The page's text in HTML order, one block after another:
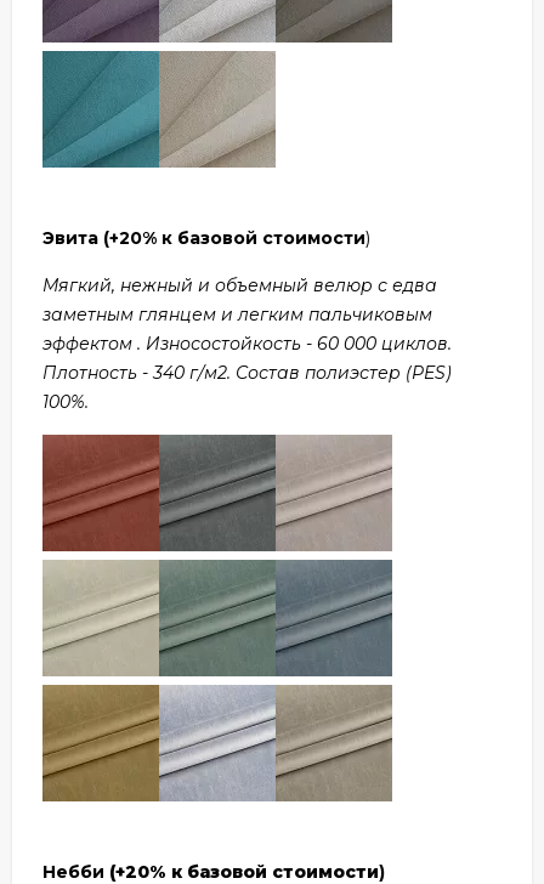
Эвита (+20% к базовой стоимости)
Мягкий, нежный и объемный велюр с едва
заметным глянцем и легким пальчиковым
эффектом . Износостойкость - 60 000 циклов.
Плотность - 340 г/м2. Состав полиэстер (PES)
100%.
Небби (+20% к базовой стоимости)